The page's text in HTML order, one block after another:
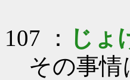
107 ： じょ
その事